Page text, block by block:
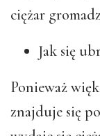
ciężar
Jak się
Ponieważ
znajduje się